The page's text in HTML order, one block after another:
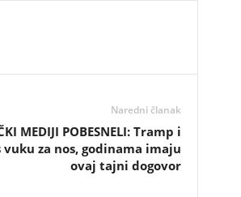
Naredni članak
MEDIJI POBESNELI: Tramp i
vuku za nos, godinama imaju
ovaj tajni dogovor